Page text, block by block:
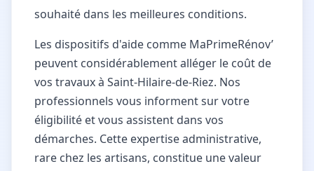
souhaité dans les meilleures conditions.
Les dispositifs d'aide comme MaPrimeRénov’
peuvent considérablement alléger le coût de
vos travaux à Saint-Hilaire-de-Riez. Nos
professionnels vous informent sur votre
éligibilité et vous assistent dans vos
démarches. Cette expertise administrative,
rare chez les artisans, constitue une valeur